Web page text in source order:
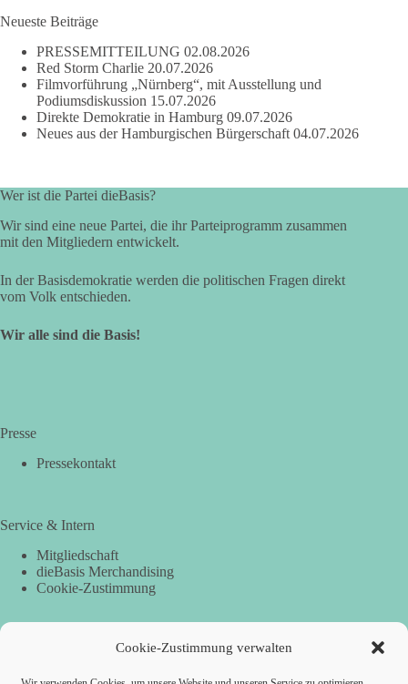
Cookie-Zustimmung verwalten
Neueste Beiträge
PRESSEMITTEILUNG 02.08.2026
Red Storm Charlie 20.07.2026
Filmvorführung „Nürnberg“, mit Ausstellung und
Podiumsdiskussion 15.07.2026
Direkte Demokratie in Hamburg 09.07.2026
Neues aus der Hamburgischen Bürgerschaft 04.07.2026
Wer ist die Partei dieBasis?
Wir sind eine neue Partei, die ihr Parteiprogramm zusammen
mit den Mitgliedern entwickelt.
In der Basisdemokratie werden die politischen Fragen direkt
vom Volk entschieden.
Wir alle sind die Basis!
Presse
Pressekontakt
Service & Intern
Mitgliedschaft
dieBasis Merchandising
Cookie-Zustimmung
Per Banküberweisung: